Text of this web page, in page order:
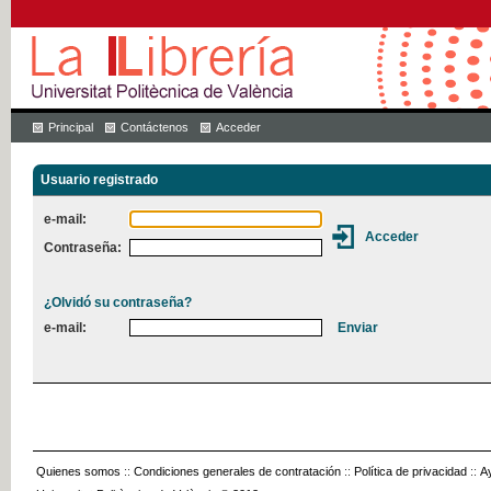
Principal Contáctenos Acceder
Usuario registrado
e-mail:
Contraseña:
¿Olvidó su contraseña?
e-mail:
Quienes somos :: Condiciones generales de contratación :: Política de privacidad ::